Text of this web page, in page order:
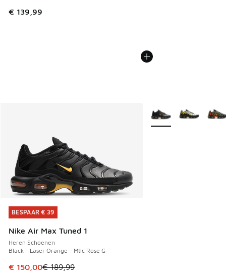
€ 139,99
BESPAAR € 39
Nike Air Max Tuned 1
Heren Schoenen
Black - Laser Orange - Mtlc Rose G
Dit artikel is in de uitverkoop. Dit artikel is in de
€ 150,00€ 189,99
BESPAAR € 39
Meer kleuren